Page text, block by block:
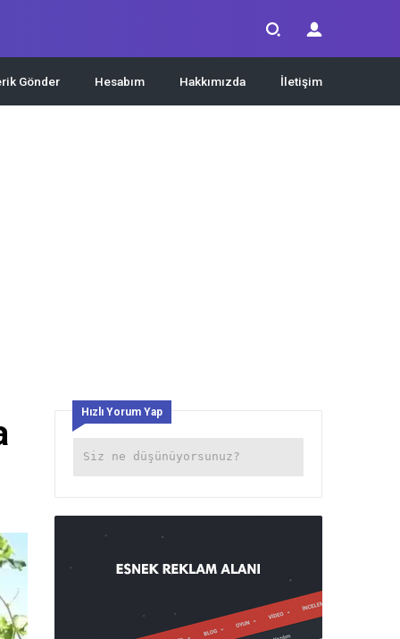
Gönder Hesabım Hakkımızda İletişim
Hızlı Yorum Yap